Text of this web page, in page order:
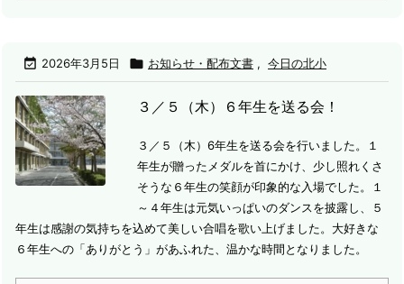
 2026年3月5日  お知らせ・配布文書 , 今日の北小
３／５（木）６年生を送る会！
３／５（木）6年生を送る会を行いました。
１
年生が贈ったメダルを首にかけ、少し照れくさ
そうな６年生の笑顔が印象的な入場でした。
１
～４年生は元気いっぱいのダンスを披露し、５
年生は感謝の気持ちを込めて美しい合唱を歌い上げました。 大好きな
６年生への「ありがとう」があふれた、温かな時間となりました。